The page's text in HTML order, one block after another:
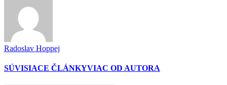
Radoslav Hoppej
SÚVISIACE ČLÁNKYVIAC OD AUTORA